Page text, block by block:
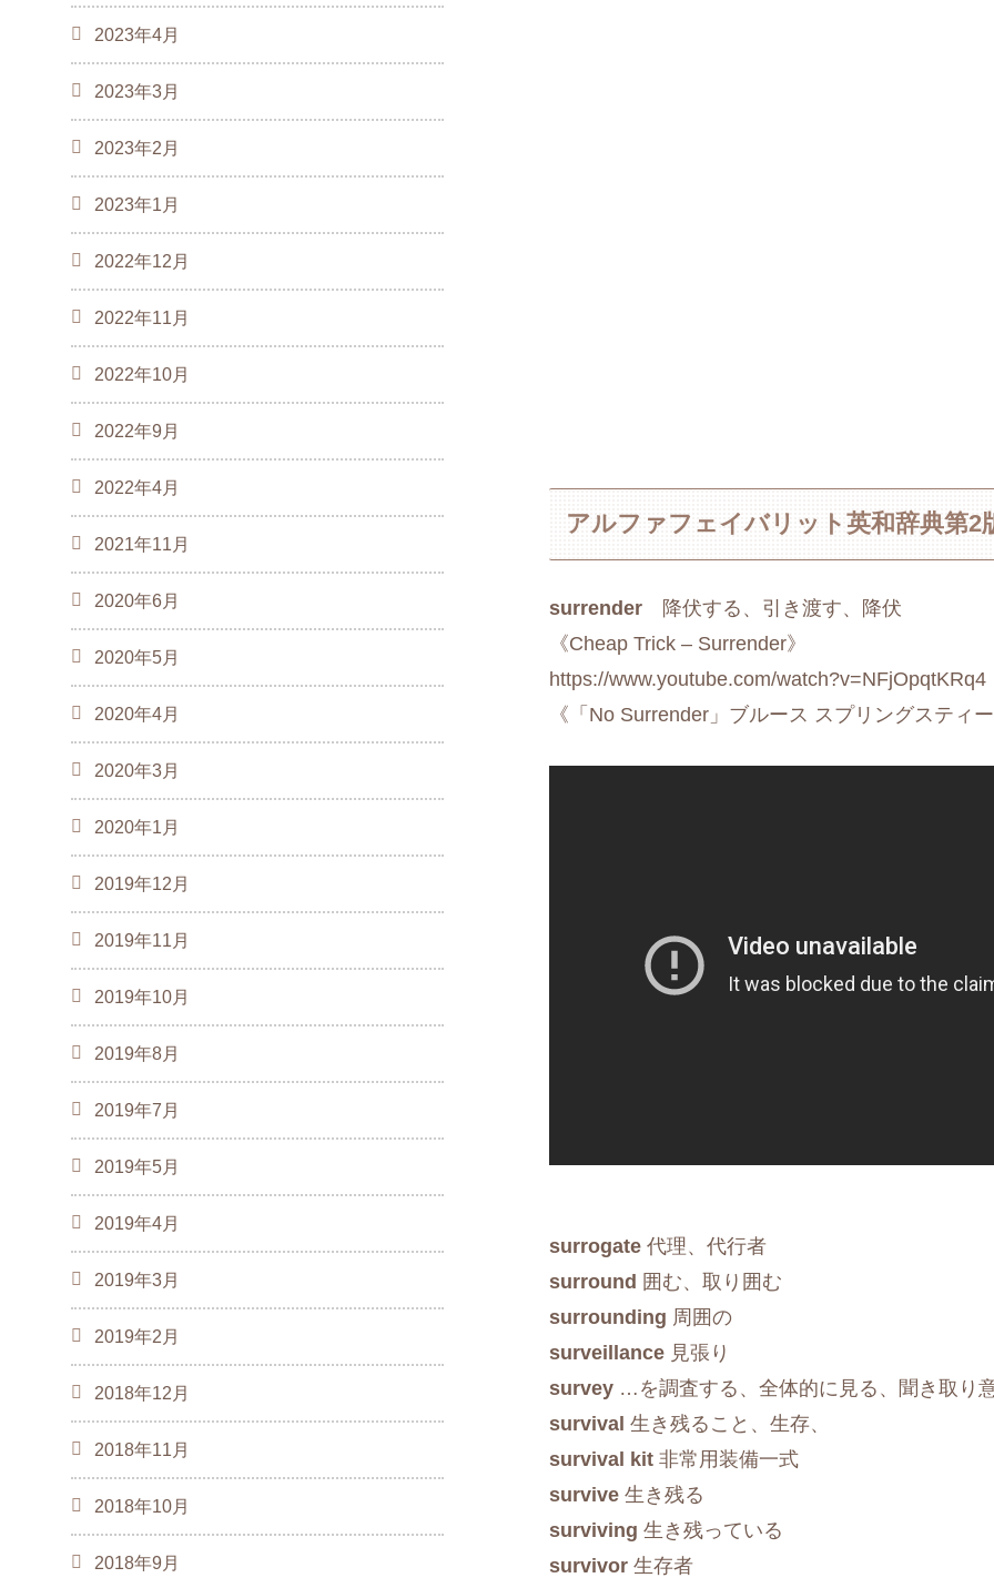
アルファフェイバリット英和辞典第2
surrender 降伏する、引き渡す、降伏
《Cheap Trick – Surrender》
https://www.youtube.com/watch?v=NFjOpqtKRq4
《「No Surrender」ブルース スプリングスティ
surrogate 代理、代行者
surround 囲む、取り囲む
surrounding 周囲の
surveillance 見張り
survey …を調査する、全体的に見る、聞き取り
survival 生き残ること、生存、
survival kit 非常用装備一式
survive 生き残る
surviving 生き残っている
survivor 生存者
2023年4月
2023年3月
2023年2月
2023年1月
2022年12月
2022年11月
2022年10月
2022年9月
2022年4月
2021年11月
2020年6月
2020年5月
2020年4月
2020年3月
2020年1月
2019年12月
2019年11月
2019年10月
2019年8月
2019年7月
2019年5月
2019年4月
2019年3月
2019年2月
2018年12月
2018年11月
2018年10月
2018年9月